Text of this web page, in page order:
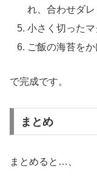
れ、合わせダ
小さく切った
ご飯の海苔を
で完成です。
まとめ
まとめると…、